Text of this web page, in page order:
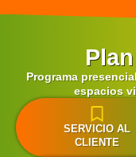
Programa
espacios
SERVICIO AL
CLIENTE